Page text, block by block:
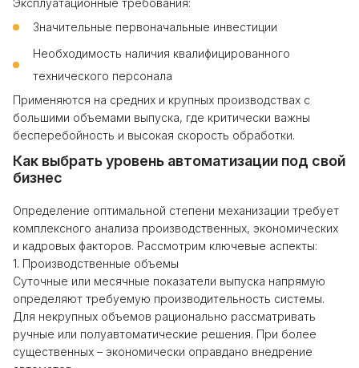
Эксплуатационные требования:
Значительные первоначальные инвестиции
Необходимость наличия квалифицированного
технического персонала
Применяются на средних и крупных производствах с
большими объемами выпуска, где критически важны
бесперебойность и высокая скорость обработки.
Как выбрать уровень автоматизации под свой
бизнес
Определение оптимальной степени механизации требует
комплексного анализа производственных, экономических
и кадровых факторов. Рассмотрим ключевые аспекты:
1. Производственные объемы
Суточные или месячные показатели выпуска напрямую
определяют требуемую производительность системы.
Для некрупных объемов рационально рассматривать
ручные или полуавтоматические решения. При более
существенных – экономически оправдано внедрение